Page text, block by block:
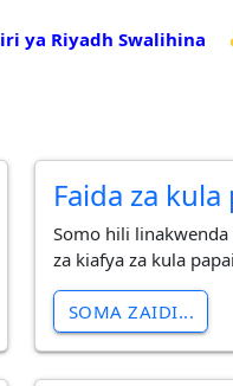
ya Riyadh Swalihina
Faida za kula
Somo hili
za kiafya za kula papai
SOMA ZAIDI...